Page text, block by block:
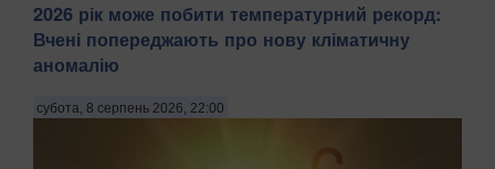
2026 рік може побити температурний рекорд:
Вчені попереджають про нову кліматичну
аномалію
субота, 8 серпень 2026, 22:00